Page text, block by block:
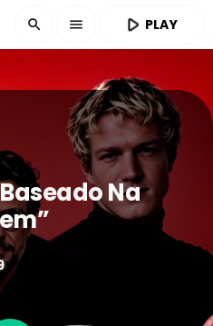
search menu play_arrow PLAY
Na